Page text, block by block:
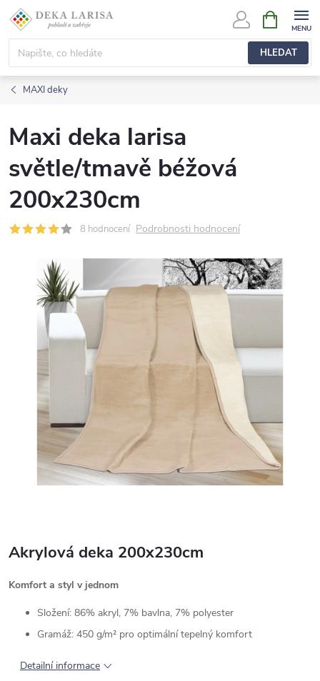
Přejít
obsah
HLEDAT
NÁKUPNÍ
KOŠÍK
MAXI deky
Maxi deka larisa
světle/tmavě béžová
200x230cm
8 hodnocení Podrobnosti hodnocení
Akrylová deka 200x230cm
Komfort a styl v jednom
Složení: 86% akryl, 7% bavlna, 7% polyester
Gramáž: 450 g/m² pro optimální tepelný komfort
Detailní informace